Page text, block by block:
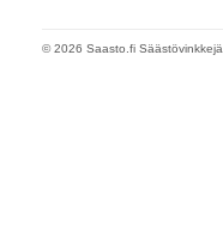
© 2026 Saasto.fi Säästövinkkejä